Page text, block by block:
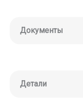
Документы
Детали